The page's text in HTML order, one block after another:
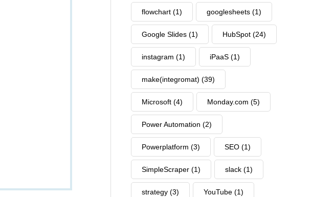
flowchart (1) googlesheets (1)
Google Slides (1) HubSpot (24)
instagram (1) iPaaS (1)
make(integromat) (39)
Microsoft (4) Monday.com (5)
Power Automation (2)
Powerplatform (3) SEO (1)
SimpleScraper (1) slack (1)
strategy (3) YouTube (1)